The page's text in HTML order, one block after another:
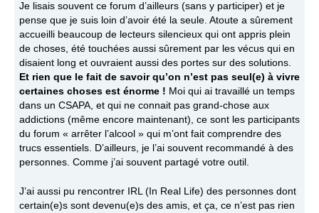
Je lisais souvent ce forum d’ailleurs (sans y participer) et je
pense que je suis loin d’avoir été la seule. Atoute a sûrement
accueilli beaucoup de lecteurs silencieux qui ont appris plein
de choses, été touchées aussi sûrement par les vécus qui en
disaient long et ouvraient aussi des portes sur des solutions.
Et rien que le fait de savoir qu’on n’est pas seul(e) à vivre
certaines choses est énorme ! Moi qui ai travaillé un temps
dans un CSAPA, et qui ne connait pas grand-chose aux
addictions (même encore maintenant), ce sont les participants
du forum « arrêter l’alcool » qui m’ont fait comprendre des
trucs essentiels. D’ailleurs, je l’ai souvent recommandé à des
personnes. Comme j’ai souvent partagé votre outil.
J’ai aussi pu rencontrer IRL (In Real Life) des personnes dont
certain(e)s sont devenu(e)s des amis, et ça, ce n’est pas rien